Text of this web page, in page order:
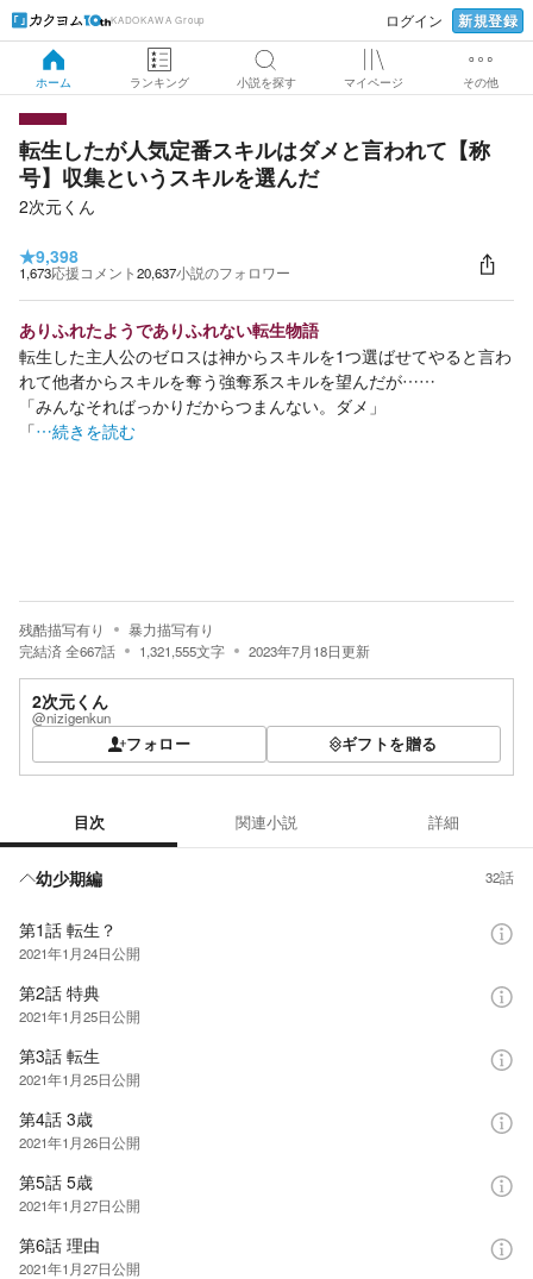
KADOKAWA Group ログイン 新規登録
ホーム ランキング 小説を探す マイページ その他
転生したが人気定番スキルはダメと言われて【称
号】収集というスキルを選んだ
2次元くん
★9,398
1,673応援コメント20,637小説のフォロワー
ありふれたようでありふれない転生物語
転生した主人公のゼロスは神からスキルを1つ選ばせてやると言わ
れて他者からスキルを奪う強奪系スキルを望んだが……
「みんなそればっかりだからつまんない。ダメ」
「…続きを読む
残酷描写有り
暴力描写有り
完結済全667話 1,321,555文字 2023年7月18日更新
2次元くん
@nizigenkun
フォロー ギフトを贈る
目次 関連小説 詳細
幼少期編 32話
第1話 転生？
2021年1月24日公開
第2話 特典
2021年1月25日公開
第3話 転生
2021年1月25日公開
第4話 3歳
2021年1月26日公開
第5話 5歳
2021年1月27日公開
第6話 理由
2021年1月27日公開